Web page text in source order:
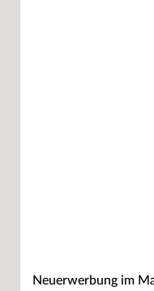
Neuerwerbung im